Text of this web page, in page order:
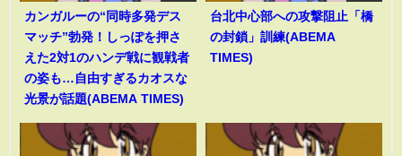
カンガルーの“同時多発デス
マッチ”勃発！しっぽを押さ
えた2対1のハンデ戦に観戦者
の姿も…自由すぎるカオスな
光景が話題(ABEMA TIMES)
台北中心部への攻撃阻止「橋
の封鎖」訓練(ABEMA
TIMES)